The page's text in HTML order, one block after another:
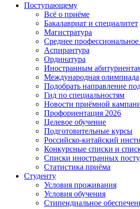
Поступающему
Всё о приёме
Бакалавриат и специалитет
Магистратура
Среднее профессиональное
Аспирантура
Ординатура
Иностранным
Международная олимпиада
Подобрать направление
Гид по специальностям
Новости приёмной
Профориентация 2026
Целевое обучение
Подготовительные курсы
Российско-китайский
Конкурсные списки и
Списки иностранных
Статистика приёма
Студенту
Условия проживания
Условия обучения
Стипендиальное